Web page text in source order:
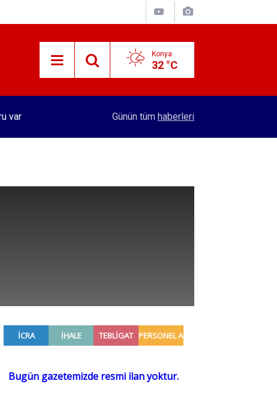
Konya
32 °C
Merkez Bankası rezervleri açıklandı
Günün tüm haberleri